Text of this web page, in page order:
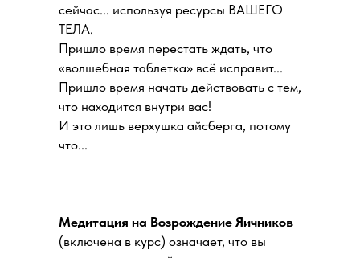
сейчас... используя ресурсы ВАШЕГО
ТЕЛА.
Пришло время перестать ждать, что
«волшебная таблетка» всё исправит...
Пришло время начать действовать с тем,
что находится внутри вас!
И это лишь верхушка айсберга, потому
что...
Медитация на Возрождение Яичников
(включена в курс) означает, что вы